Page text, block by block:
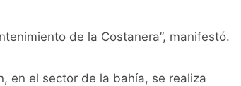
de la Costanera”, manifestó.
en el sector de la bahía, se realiza